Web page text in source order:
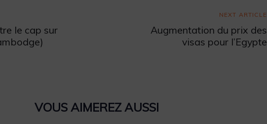
le cap sur
Article
NEXT ARTICLE
Augmentation du prix des
visas pour l’Egypte
VOUS AIMEREZ AUSSI